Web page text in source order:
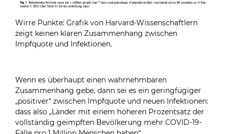
Wirre Punkte: Grafik von Harvard-Wissenschaftlern
zeigt keinen klaren Zusammenhang zwischen
Impfquote und Infektionen.
Wenn es überhaupt einen wahrnehmbaren
Zusammenhang gebe, dann sei es ein geringfügiger
„positiver“ zwischen Impfquote und neuen Infektionen:
dass also „Länder mit einem höheren Prozentsatz der
vollständig geimpften Bevölkerung mehr COVID-19-